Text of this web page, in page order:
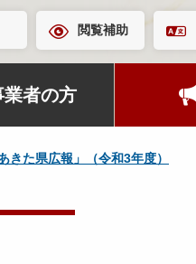
閲覧補助
業者の方
きた県広報」（令和3年度）